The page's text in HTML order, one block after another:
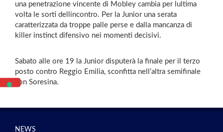
una penetrazione vincente di Mobley cambia per lultima
volta le sorti dellincontro. Per la Junior una serata
caratterizzata da troppe palle perse e dalla mancanza di
killer instinct difensivo nei momenti decisivi.
Sabato alle ore 19 la Junior disputerà la finale per il terzo
posto contro Reggio Emilia, sconfitta nell’altra semifinale
con Soresina.
NEWS